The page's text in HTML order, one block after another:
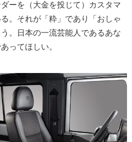
ーを（大金を投じて）カスタマ
。それが「粋」であり「おしゃ
。日本の一流芸能人であるあな
ってほしい。